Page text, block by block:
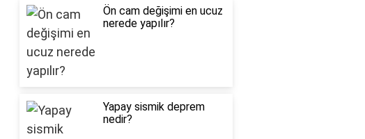
Ön cam değişimi en ucuz
nerede yapılır?
Yapay sismik deprem
nedir?